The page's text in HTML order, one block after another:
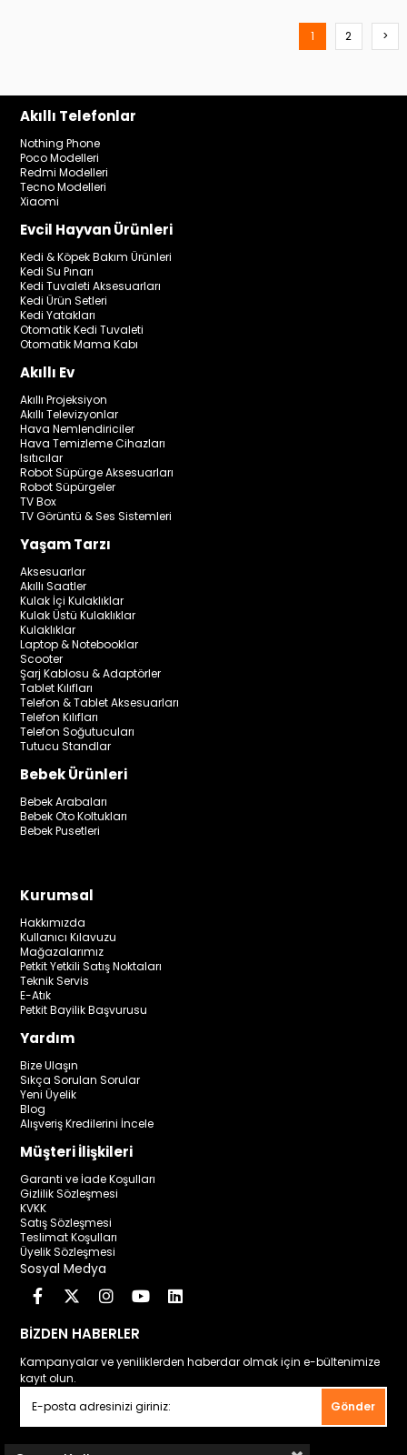
1 2 >
Akıllı Telefonlar
Nothing Phone
Poco Modelleri
Redmi Modelleri
Tecno Modelleri
Xiaomi
Evcil Hayvan Ürünleri
Kedi & Köpek Bakım Ürünleri
Kedi Su Pınarı
Kedi Tuvaleti Aksesuarları
Kedi Ürün Setleri
Kedi Yatakları
Otomatik Kedi Tuvaleti
Otomatik Mama Kabı
Akıllı Ev
Akıllı Projeksiyon
Akıllı Televizyonlar
Hava Nemlendiriciler
Hava Temizleme Cihazları
Isıtıcılar
Robot Süpürge Aksesuarları
Robot Süpürgeler
TV Box
TV Görüntü & Ses Sistemleri
Yaşam Tarzı
Aksesuarlar
Akıllı Saatler
Kulak İçi Kulaklıklar
Kulak Üstü Kulaklıklar
Kulaklıklar
Laptop & Notebooklar
Scooter
Şarj Kablosu & Adaptörler
Tablet Kılıfları
Telefon & Tablet Aksesuarları
Telefon Kılıfları
Telefon Soğutucuları
Tutucu Standlar
Bebek Ürünleri
Bebek Arabaları
Bebek Oto Koltukları
Bebek Pusetleri
Kurumsal
Hakkımızda
Kullanıcı Kılavuzu
Mağazalarımız
Petkit Yetkili Satış Noktaları
Teknik Servis
E-Atık
Petkit Bayilik Başvurusu
Yardım
Bize Ulaşın
Sıkça Sorulan Sorular
Yeni Üyelik
Blog
Alışveriş Kredilerini İncele
Müşteri İlişkileri
Garanti ve İade Koşulları
Gizlilik Sözleşmesi
KVKK
Satış Sözleşmesi
Teslimat Koşulları
Üyelik Sözleşmesi
Sosyal Medya
BİZDEN HABERLER
Kampanyalar ve yeniliklerden haberdar olmak için e-bültenimize
kayıt olun.
Gönder